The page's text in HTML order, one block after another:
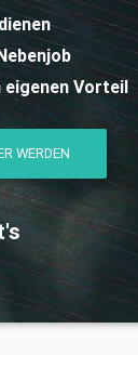
Vorteil
WERDEN